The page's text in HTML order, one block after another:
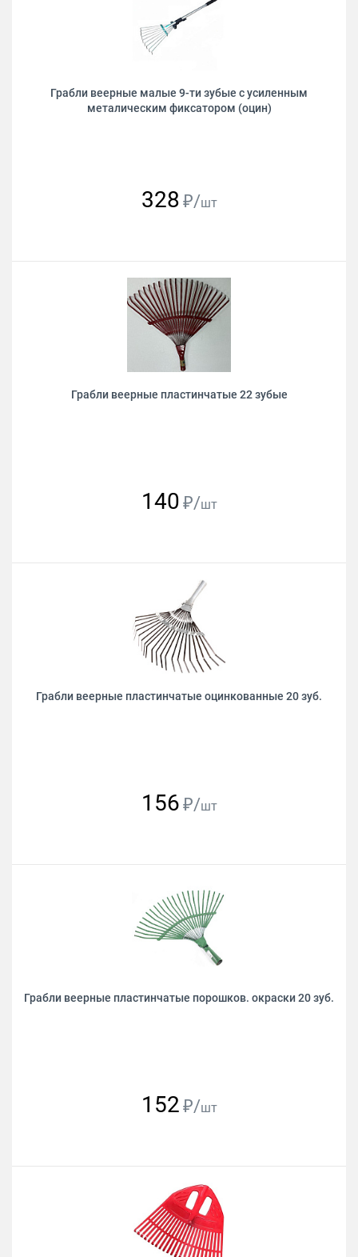
Грабли веерные малые 9-ти зубые с усиленным
металическим фиксатором (оцин)
328 ₽/шт
Грабли веерные пластинчатые 22 зубые
140 ₽/шт
Грабли веерные пластинчатые оцинкованные 20 зуб.
156 ₽/шт
Грабли веерные пластинчатые порошков. окраски 20 зуб.
152 ₽/шт